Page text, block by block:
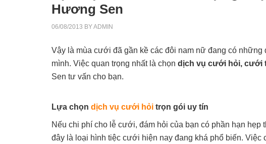
Hương Sen
06/08/2013 BYADMIN
Vậy là mùa cưới đã gần kề các đôi nam nữ đang có
mình. Việc quan trọng nhất là chọn dịch vụ cưới hỏi, cưới
Sen tư vấn cho bạn.
Lựa chọn dịch vụ cưới hỏi trọn gói uy tín
Nếu chi phí cho lễ cưới, đám hỏi của bạn có phần hạn hẹp
đây là loại hình tiệc cưới hiện nay đang khá phổ biến.